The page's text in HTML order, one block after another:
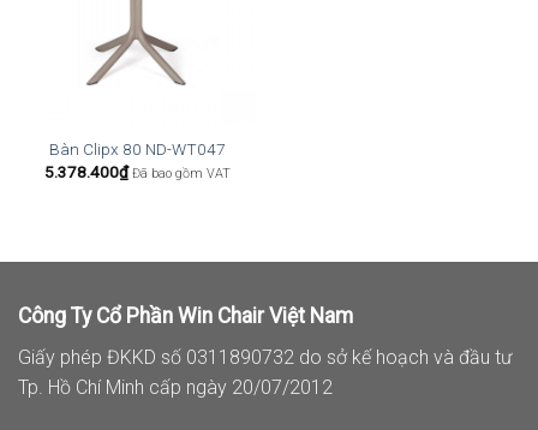
Bàn Clipx 80 ND-WT047
5.378.400₫ Đã bao gồm VAT
Công Ty Cổ Phần Win Chair Việt Nam
Giấy phép ĐKKD số 0311890732 do sở kế hoạch và đầu tư
Tp. Hồ Chí Minh cấp ngày 20/07/2012